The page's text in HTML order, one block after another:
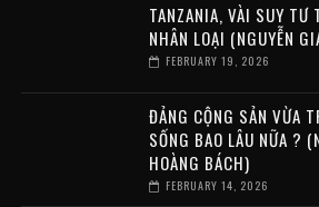
TANZANIA, VÀI SUY TƯ
NHÂN LOẠI (NGUYỄN
FEBRUARY 19, 2026
ĐẢNG CỘNG SẢN VỪA
SỐNG BAO LÂU NỮA ?
HOÀNG BÁCH)
FEBRUARY 14, 2026